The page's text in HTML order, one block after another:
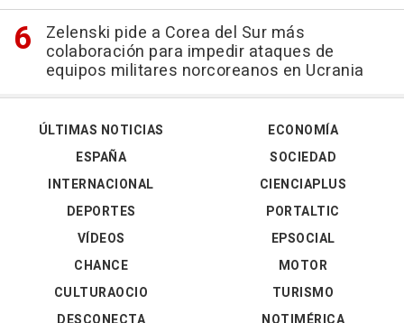
Zelenski pide a Corea del Sur más
colaboración para impedir ataques de
equipos militares norcoreanos en Ucrania
ÚLTIMAS NOTICIAS
ESPAÑA
INTERNACIONAL
DEPORTES
VÍDEOS
ECONOMÍA
SOCIEDAD
CIENCIAPLUS
PORTALTIC
EPSOCIAL
CHANCE
CULTURAOCIO
MOTOR
TURISMO